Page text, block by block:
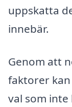
uppskatta
innebär.
Genom att
faktorer
val som